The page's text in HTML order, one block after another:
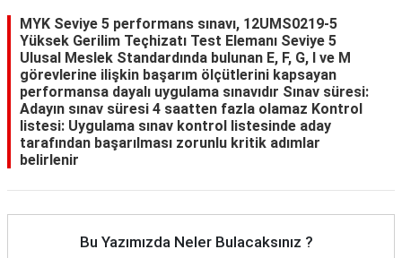
Hukuk
Blog
MYK Seviye 5 performans sınavı, 12UMS0219-5
Yüksek Gerilim Teçhizatı Test Elemanı Seviye 5
Ulusal Meslek Standardında bulunan E, F, G, I ve M
görevlerine ilişkin başarım ölçütlerini kapsayan
performansa dayalı uygulama sınavıdır Sınav süresi:
Adayın sınav süresi 4 saatten fazla olamaz Kontrol
listesi: Uygulama sınav kontrol listesinde aday
tarafından başarılması zorunlu kritik adımlar
belirlenir
Bu Yazımızda Neler Bulacaksınız ?